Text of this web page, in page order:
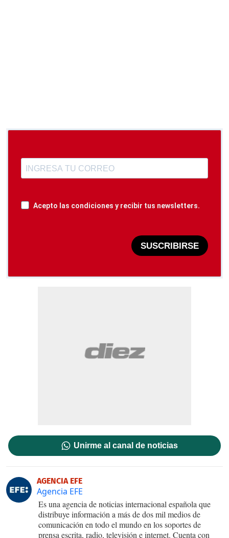
Acepto las condiciones y recibir tus newsletters.
SUSCRIBIRSE
Unirme al canal de noticias
AGENCIA EFE
Agencia EFE
Es una agencia de noticias internacional española que
distribuye información a más de dos mil medios de
comunicación en todo el mundo en los soportes de
prensa escrita, radio, televisión e internet. Cuenta con